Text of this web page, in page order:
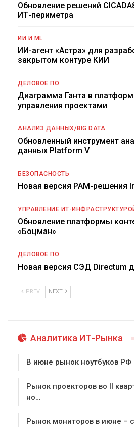
Обновление решений
ИТ-периметра
ИИ И ML
ИИ-агент «Астра» для
закрытом контуре КИИ
ДЕЛОВОЕ ПО
Диаграмма Ганта в
управления проектами
АНАЛИЗ ДАННЫХ/BIG DATA
Обновленный инструмент
данных Platform V
БЕЗОПАСНОСТЬ
Новая версия PAM-решения
УПРАВЛЕНИЕ ИТ-
Обновление платформы
«Боцман»
ДЕЛОВОЕ ПО
Новая версия СЭД Directum
PREV NEXT
Аналитика ИТ-Рынка
В июне рынок ноутбуков РФ
Рынок проекторов во II
но…
Рынок мониторов в июне –